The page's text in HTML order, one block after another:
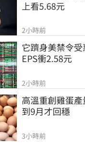
上看5.68元
2小時前
它躋身美禁令
EPS衝2.58元
2小時前
高溫重創雞蛋
到9月才回穩
3小時前